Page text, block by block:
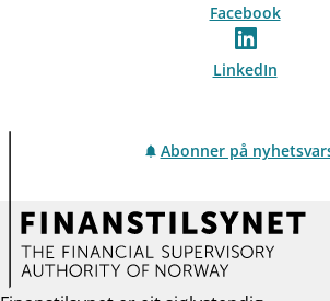
Facebook
LinkedIn
Abonner på